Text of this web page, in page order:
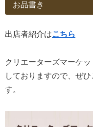
お品書き
出店者紹介はこちら
クリエーターズマーケ
しておりますので、ぜ
す。